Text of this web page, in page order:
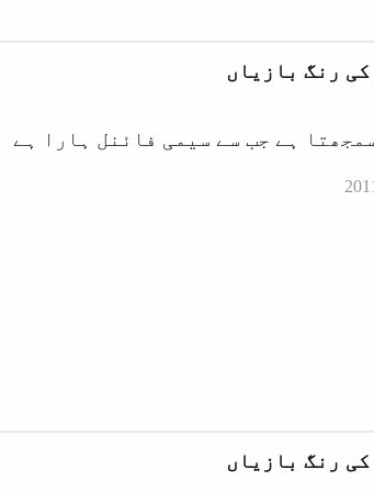
رنگ بازیاں
ہے جب سے سیمی فائنل ہارا ہے
رنگ بازیاں